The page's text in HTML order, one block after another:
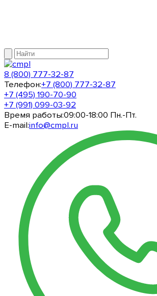
8 (800) 777-32-87
Телефон:+7 (800) 777-32-87
+7 (495) 190-70-90
+7 (991) 099-03-92
Время работы:09:00-18:00 Пн.-Пт.
E-mail:info@cmpl.ru